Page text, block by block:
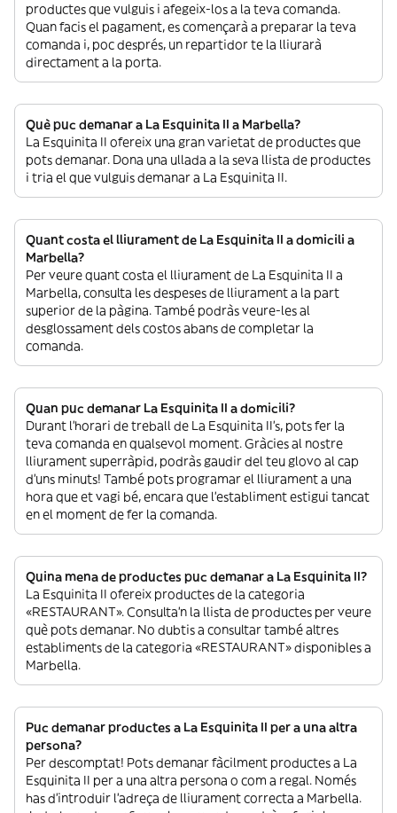
productes que vulguis i afegeix-los a la teva comanda.
Quan facis el pagament, es començarà a preparar la teva
comanda i, poc després, un repartidor te la lliurarà
directament a la porta.
Què puc demanar a La Esquinita II a Marbella?
La Esquinita II ofereix una gran varietat de productes que
pots demanar. Dona una ullada a la seva llista de productes
i tria el que vulguis demanar a La Esquinita II.
Quant costa el lliurament de La Esquinita II a domicili a
Marbella?
Per veure quant costa el lliurament de La Esquinita II a
Marbella, consulta les despeses de lliurament a la part
superior de la pàgina. També podràs veure-les al
desglossament dels costos abans de completar la
comanda.
Quan puc demanar La Esquinita II a domicili?
Durant l’horari de treball de La Esquinita II’s, pots fer la
teva comanda en qualsevol moment. Gràcies al nostre
lliurament superràpid, podràs gaudir del teu glovo al cap
d’uns minuts! També pots programar el lliurament a una
hora que et vagi bé, encara que l’establiment estigui tancat
en el moment de fer la comanda.
Quina mena de productes puc demanar a La Esquinita II?
La Esquinita II ofereix productes de la categoria
«RESTAURANT». Consulta’n la llista de productes per veure
què pots demanar. No dubtis a consultar també altres
establiments de la categoria «RESTAURANT» disponibles a
Marbella.
Puc demanar productes a La Esquinita II per a una altra
persona?
Per descomptat! Pots demanar fàcilment productes a La
Esquinita II per a una altra persona o com a regal. Només
has d’introduir l’adreça de lliurament correcta a Marbella.